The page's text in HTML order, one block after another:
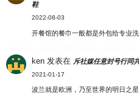
鞋
2022-08-03
开餐馆的餐巾一般都是外包给专业
ken 发表在 斥社媒任意封号行同
2021-01-17
波兰就是欧洲，乃至世界的明日之